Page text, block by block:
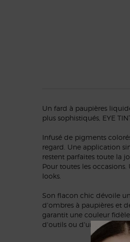
Un fard à paupières
plus sophistiqués, EYE
Infusé de pigments
regard. Une application
restent parfaites toute la
Pour toutes les
looks.
Son flacon chic dévoile
d'ombres à paupières et
garantit une couleur
d'outils ou d'un savoir-